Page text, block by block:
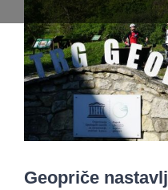
Image
Geopriče